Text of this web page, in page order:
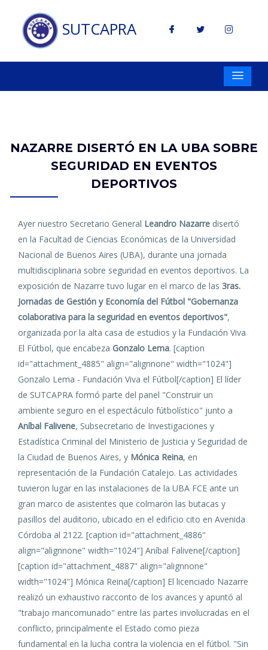
SUTCAPRA
NAZARRE DISERTÓ EN LA UBA SOBRE
SEGURIDAD EN EVENTOS
DEPORTIVOS
Ayer nuestro Secretario General Leandro Nazarre disertó
en la Facultad de Ciencias Económicas de la Universidad
Nacional de Buenos Aires (UBA), durante una jornada
multidisciplinaria sobre seguridad en eventos deportivos. La
exposición de Nazarre tuvo lugar en el marco de las 3ras.
Jornadas de Gestión y Economía del Fútbol "Gobernanza
colaborativa para la seguridad en eventos deportivos",
organizada por la alta casa de estudios y la Fundación Viva
El Fútbol, que encabeza Gonzalo Lema. [caption
id="attachment_4885" align="alignnone" width="1024"]
Gonzalo Lema - Fundación Viva el Fútbol[/caption] El líder
de SUTCAPRA formó parte del panel "Construir un
ambiente seguro en el espectáculo fútbolístico" junto a
Aníbal Falivene, Subsecretario de Investigaciones y
Estadística Criminal del Ministerio de Justicia y Seguridad de
la Ciudad de Buenos Aires, y Mónica Reina, en
representación de la Fundación Catalejo. Las actividades
tuvieron lugar en las instalaciones de la UBA FCE ante un
gran marco de asistentes que colmaron las butacas y
pasillos del auditorio, ubicado en el edificio cito en Avenida
Córdoba al 2122. [caption id="attachment_4886"
align="alignnone" width="1024"] Aníbal Falivene[/caption]
[caption id="attachment_4887" align="alignnone"
width="1024"] Mónica Reina[/caption] El licenciado Nazarre
realizó un exhaustivo racconto de los avances y apuntó al
"trabajo mancomunado" entre las partes involucradas en el
conflicto, principalmente el Estado como pieza
fundamental en la lucha contra la violencia en el fútbol. "Sin